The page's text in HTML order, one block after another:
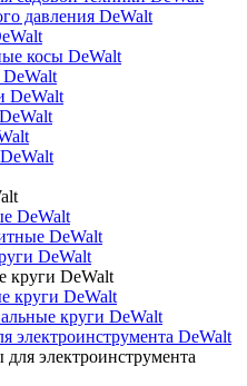
давления DeWalt
косы DeWalt
DeWalt
DeWalt
DeWalt
DeWalt
круги DeWalt
круги DeWalt
круги DeWalt
электроинструмента DeWalt
для электроинструмента